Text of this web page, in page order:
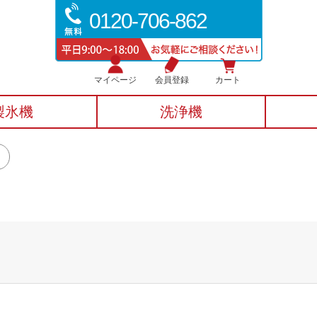
0120-706-862
マイページ 会員登録 カート
氷機 洗浄機